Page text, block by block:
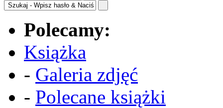
Polecamy:
Książka
- Galeria zdjęć
- Polecane książki